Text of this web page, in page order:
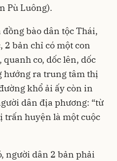
Pù Luông).
đồng bào dân tộc Thái,
bản chỉ có một con
quanh co, dốc lên, dốc
hướng ra trung tâm thị
khổ ải ấy còn in
dân địa phương: “từ
trấn huyện là một cuộc
người dân 2 bản phải